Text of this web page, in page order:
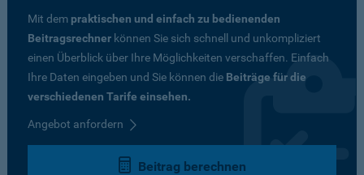
Mit dem praktischen und einfach zu bedienenden
Beitragsrechner können Sie sich schnell und unkompliziert
einen Überblick über Ihre Möglichkeiten verschaffen. Einfach
Ihre Daten eingeben und Sie können die Beiträge für die
verschiedenen Tarife einsehen.
Angebot anfordern
Beitrag berechnen